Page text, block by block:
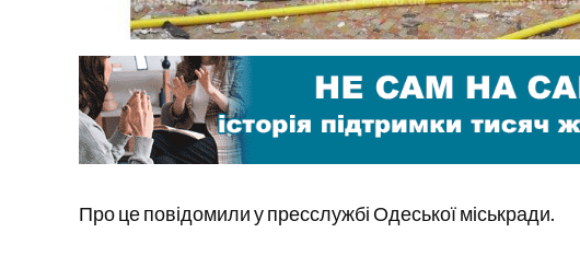
Про це повідомили у пресслужбі Одеської міськради.